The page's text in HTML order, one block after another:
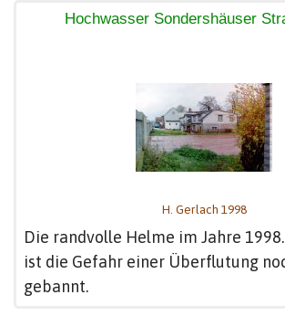
Hochwasser Sondershäuser
H. Gerlach 1998
Die randvolle Helme im Jahre
ist die Gefahr einer Überflutung
gebannt.